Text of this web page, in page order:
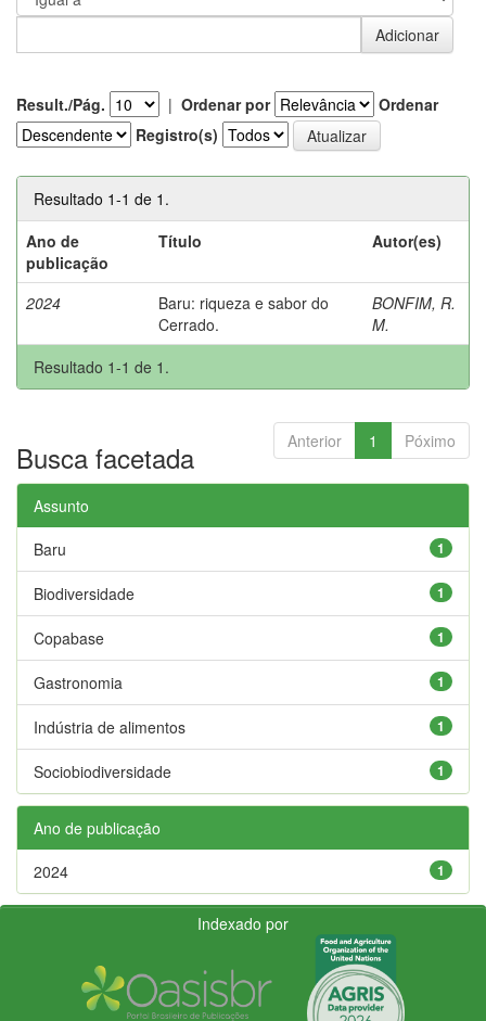
Result./Pág. | Ordenar por
Ordenar
Registro(s)
Resultado 1-1 de 1.
Ano de
publicação
Título Autor(es)
2024
Baru: riqueza e sabor do
Cerrado.
BONFIM, R.
M.
Resultado 1-1 de 1.
Anterior 1 Póximo
Busca facetada
Assunto
1
Baru
1
Biodiversidade
1
Copabase
1
Gastronomia
1
Indústria de alimentos
1
Sociobiodiversidade
Ano de publicação
1
2024
Indexado por